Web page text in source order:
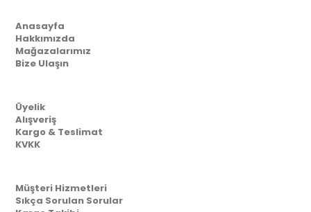
Anasayfa
Hakkımızda
Mağazalarımız
Bize Ulaşın
Üyelik
Alışveriş
Kargo & Teslimat
KVKK
Müşteri Hizmetleri
Sıkça Sorulan Sorular